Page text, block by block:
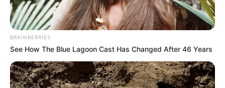
BRAINBERRIES
See How The Blue Lagoon Cast Has Changed After 46 Years